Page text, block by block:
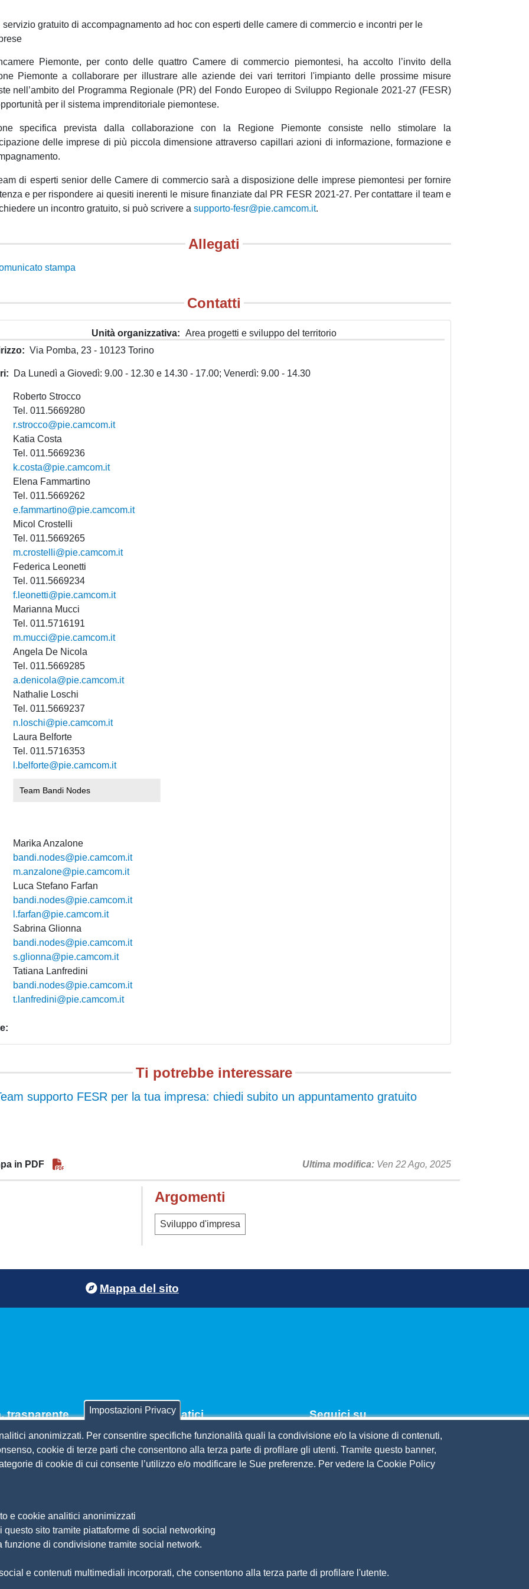
servizio gratuito di accompagnamento ad hoc con esperti delle camere di commercio e incontri per le
Piemonte, per conto delle quattro Camere di commercio piemontesi, ha accolto l’invito della
Piemonte a collaborare per illustrare alle aziende dei vari territori l'impianto delle prossime misure
nell’ambito del Programma Regionale (PR) del Fondo Europeo di Sviluppo Regionale 2021-27 (FESR)
per il sistema imprenditoriale piemontese.
specifica prevista dalla collaborazione con la Regione Piemonte consiste nello stimolare la
delle imprese di più piccola dimensione attraverso capillari azioni di informazione, formazione e
di esperti senior delle Camere di commercio sarà a disposizione delle imprese piemontesi per fornire
e per rispondere ai quesiti inerenti le misure finanziate dal PR FESR 2021-27. Per contattare il team e
un incontro gratuito, si può scrivere a supporto-fesr@pie.camcom.it.
Allegati
stampa
Contatti
Unità organizzativa
Area progetti e sviluppo del territorio
Via Pomba, 23 - 10123 Torino
Da Lunedì a Giovedì: 9.00 - 12.30 e 14.30 - 17.00; Venerdì: 9.00 - 14.30
Roberto Strocco
Tel. 011.5669280
r.strocco@pie.camcom.it
Katia Costa
Tel. 011.5669236
k.costa@pie.camcom.it
Elena Fammartino
Tel. 011.5669262
e.fammartino@pie.camcom.it
Micol Crostelli
Tel. 011.5669265
m.crostelli@pie.camcom.it
Federica Leonetti
Tel. 011.5669234
f.leonetti@pie.camcom.it
Marianna Mucci
Tel. 011.5716191
m.mucci@pie.camcom.it
Angela De Nicola
Tel. 011.5669285
a.denicola@pie.camcom.it
Nathalie Loschi
Tel. 011.5669237
n.loschi@pie.camcom.it
Laura Belforte
Tel. 011.5716353
l.belforte@pie.camcom.it
Team Bandi Nodes
Marika Anzalone
bandi.nodes@pie.camcom.it
m.anzalone@pie.camcom.it
Luca Stefano Farfan
bandi.nodes@pie.camcom.it
l.farfan@pie.camcom.it
Sabrina Glionna
bandi.nodes@pie.camcom.it
s.glionna@pie.camcom.it
Tatiana Lanfredini
bandi.nodes@pie.camcom.it
t.lanfredini@pie.camcom.it
Ti potrebbe interessare
supporto FESR per la tua impresa: chiedi subito un appuntamento gratuito
in PDF Ultima modifica Ven 22 Ago, 2025
Argomenti
Sviluppo d'impresa
Mappa del sito
trasparente
contributi
etico
Siti tematici
CSR Piemonte
AlpMed - le Camere di commercio
dell'Euroregione
Seguici su
© 2022 Unioncamere Piemonte - Realizzato con Drupal
Impostazioni Privacy
anonimizzati. Per consentire specifiche funzionalità quali la condivisione e/o la visione di contenuti,
cookie di terze parti che consentono alla terza parte di profilare gli utenti. Tramite questo banner,
di cookie di cui consente l’utilizzo e/o modificare le Sue preferenze. Per vedere la Cookie Policy
e cookie analitici anonimizzati
sito tramite piattaforme di social networking
di condivisione tramite social network.
e contenuti multimediali incorporati, che consentono alla terza parte di profilare l'utente.